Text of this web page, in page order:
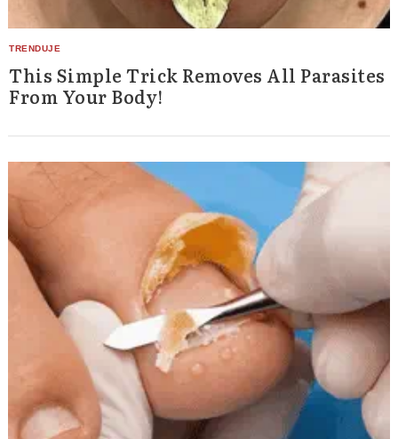
This Simple Trick Removes All Parasites
From Your Body!